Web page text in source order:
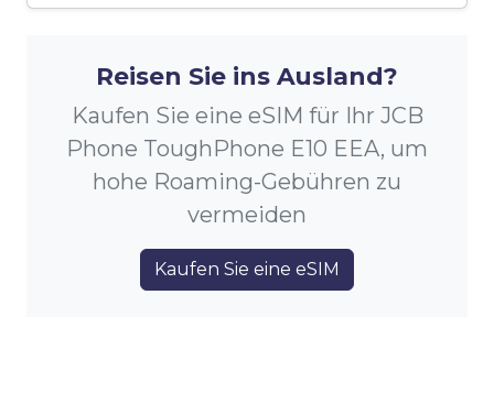
Reisen Sie ins Ausland?
Kaufen Sie eine eSIM für Ihr JCB
Phone ToughPhone E10 EEA, um
hohe Roaming-Gebühren zu
vermeiden
Kaufen Sie eine eSIM